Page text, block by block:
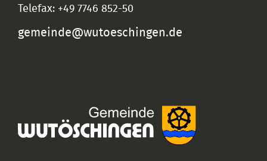
Telefax: +49 7746 852-50
gemeinde@wutoeschingen.de